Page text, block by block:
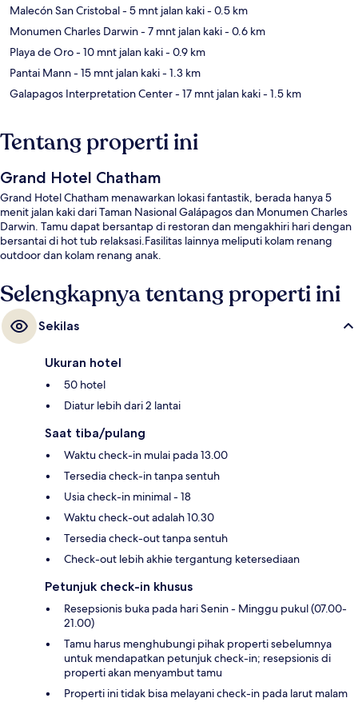
Malecón San Cristobal- 5 mnt jalan kaki- 0.5 km
Monumen Charles Darwin- 7 mnt jalan kaki- 0.6 km
Playa de Oro- 10 mnt jalan kaki- 0.9 km
Pantai Mann- 15 mnt jalan kaki- 1.3 km
Galapagos Interpretation Center- 17 mnt jalan kaki- 1.5 km
Tentang properti ini
Grand Hotel Chatham
Grand Hotel Chatham menawarkan lokasi fantastik, berada hanya 5
menit jalan kaki dari Taman Nasional Galápagos dan Monumen Charles
Darwin. Tamu dapat bersantap di restoran dan mengakhiri hari dengan
bersantai di hot tub relaksasi.Fasilitas lainnya meliputi kolam renang
outdoor dan kolam renang anak.
Selengkapnya tentang properti ini
Sekilas
Ukuran hotel
50 hotel
Diatur lebih dari 2 lantai
Saat tiba/pulang
Waktu check-in mulai pada 13.00
Tersedia check-in tanpa sentuh
Usia check-in minimal - 18
Waktu check-out adalah 10.30
Tersedia check-out tanpa sentuh
Check-out lebih akhie tergantung ketersediaan
Petunjuk check-in khusus
Resepsionis buka pada hari Senin - Minggu pukul (07.00-
21.00)
Tamu harus menghubungi pihak properti sebelumnya
untuk mendapatkan petunjuk check-in; resepsionis di
properti akan menyambut tamu
Properti ini tidak bisa melayani check-in pada larut malam